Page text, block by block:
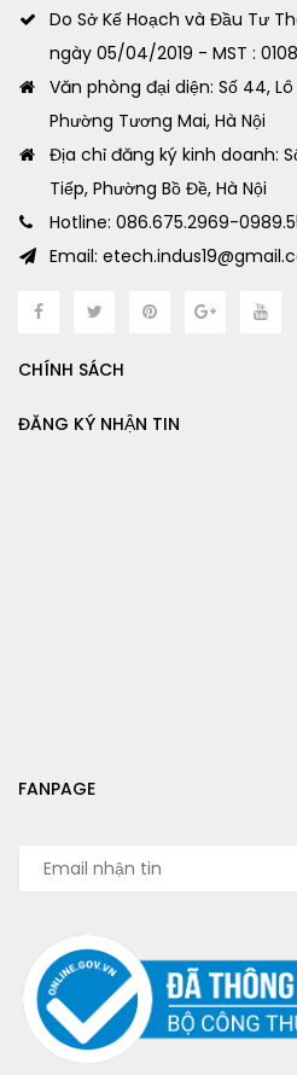
Do Sở Kế Hoạch và Đầu Tư
ngày 05/04/2019 - MST :
Văn phòng đại diện: Số 44,
Phường Tương Mai, Hà Nội
Địa chỉ đăng ký kinh doanh:
Tiếp, Phường Bồ Đề, Hà Nội
Hotline: 086.675.2969-
Email:
CHÍNH SÁCH
ĐĂNG KÝ NHẬN TIN
FANPAGE